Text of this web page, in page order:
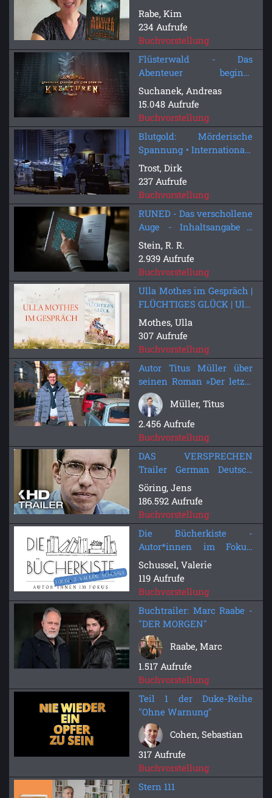
Rabe, Kim
234 Aufrufe
Buchvorstellung
Flüsterwald - Das
Abenteuer beginnt
(Buchtrailer)
Suchanek, Andreas
15.048 Aufrufe
Buchvorstellung
Blutgold: Mörderische
Spannung • Internationale
Schauplätze
Trost, Dirk
237 Aufrufe
Buchvorstellung
RUNED - Das verschollene
Auge - Inhaltsangabe -
Fantasy Buch
Stein, R. R.
2.939 Aufrufe
Buchvorstellung
Ulla Mothes im Gespräch |
FLÜCHTIGES GLÜCK | Ulla
Mothes | Bastei Lübbe
Mothes, Ulla
307 Aufrufe
Buchvorstellung
Autor Titus Müller über
seinen Roman »Der letzte
Auftrag« (KGB-Villa)
Müller, Titus
2.456 Aufrufe
Buchvorstellung
DAS VERSPRECHEN
Trailer German Deutsch
(2016)
Söring, Jens
186.592 Aufrufe
Buchvorstellung
Die Bücherkiste -
Autor*innen im Fokus:
Folge 2 - Valerie Schussel
Schussel, Valerie
119 Aufrufe
Buchvorstellung
Buchtrailer: Marc Raabe -
"DER MORGEN"
Raabe, Marc
1.517 Aufrufe
Buchvorstellung
Teil 1 der Duke-Reihe
"Ohne Warnung"
Cohen, Sebastian
317 Aufrufe
Buchvorstellung
Stern 111